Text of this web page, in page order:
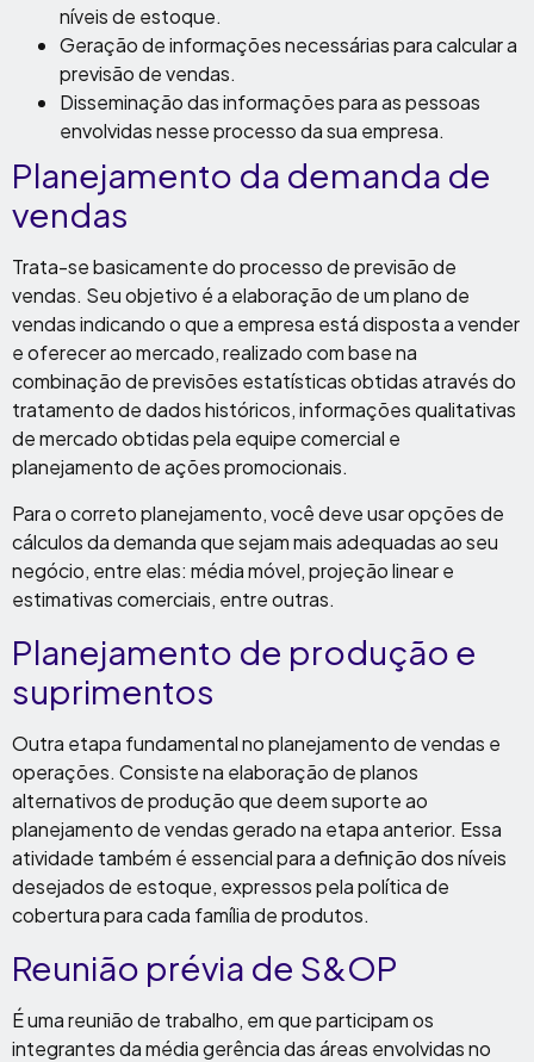
níveis de estoque.
Geração de informações necessárias para calcular a
previsão de vendas.
Disseminação das informações para as pessoas
envolvidas nesse processo da sua empresa.
Planejamento da demanda de
vendas
Trata-se basicamente do processo de previsão de
vendas. Seu objetivo é a elaboração de um plano de
vendas indicando o que a empresa está disposta a vender
e oferecer ao mercado, realizado com base na
combinação de previsões estatísticas obtidas através do
tratamento de dados históricos, informações qualitativas
de mercado obtidas pela equipe comercial e
planejamento de ações promocionais.
Para o correto planejamento, você deve usar opções de
cálculos da demanda que sejam mais adequadas ao seu
negócio, entre elas: média móvel, projeção linear e
estimativas comerciais, entre outras.
Planejamento de produção e
suprimentos
Outra etapa fundamental no planejamento de vendas e
operações. Consiste na elaboração de planos
alternativos de produção que deem suporte ao
planejamento de vendas gerado na etapa anterior. Essa
atividade também é essencial para a definição dos níveis
desejados de estoque, expressos pela política de
cobertura para cada família de produtos.
Reunião prévia de S&OP
É uma reunião de trabalho, em que participam os
integrantes da média gerência das áreas envolvidas no